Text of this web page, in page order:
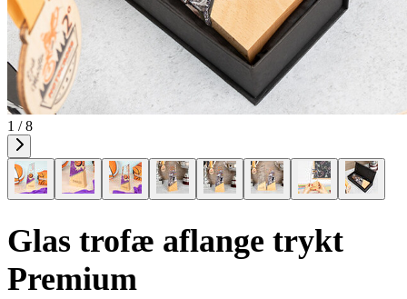
1 / 8
Glas trofæ aflange trykt
Premium